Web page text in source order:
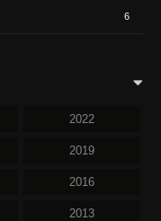
6
2022
2019
2016
2013